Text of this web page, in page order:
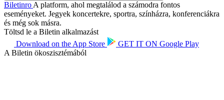
Biletinro A platform, ahol megtalálod a számodra fontos
eseményeket. Jegyek koncertekre, sportra, színházra, konferenciákra
és még sok másra.
Töltsd le a Biletin alkalmazást
Download on the App Store GET IT ON Google Play
A Biletin ökoszisztémából